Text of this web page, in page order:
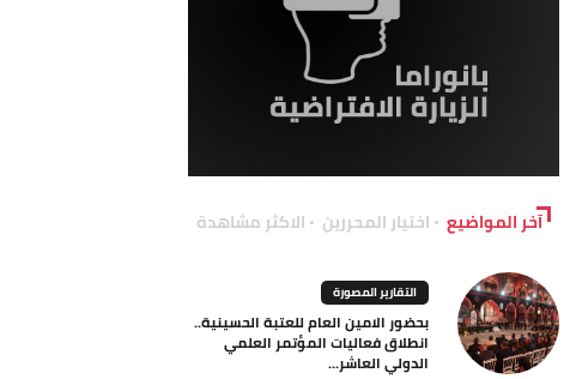
آخر المواضيع اختيار المحررين الاكثر مشاهدة
التقارير المصورة
بحضور الامين العام للعتبة الحسينية..
انطلاق فعاليات المؤتمر العلمي
الدولي العاشر...